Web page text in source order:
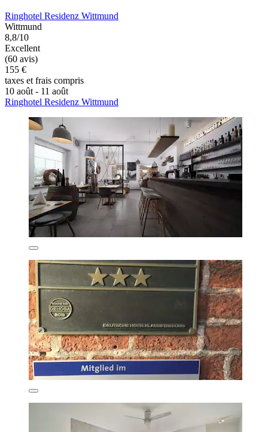
Ringhotel Residenz Wittmund
Wittmund
8,8/10
Excellent
(60 avis)
155 €
taxes et frais compris
10 août - 11 août
Ringhotel Residenz Wittmund